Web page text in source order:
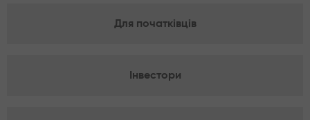
Для початківців
Інвестори